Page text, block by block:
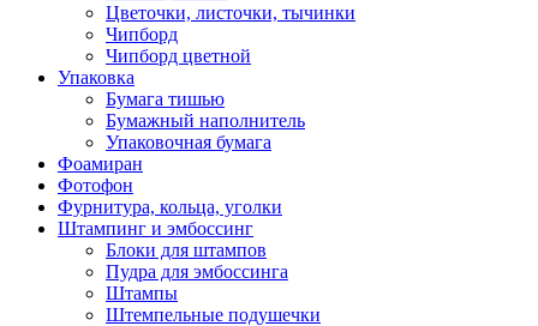
Цветочки, листочки, тычинки
Чипборд
Чипборд цветной
Упаковка
Бумага тишью
Бумажный наполнитель
Упаковочная бумага
Фоамиран
Фотофон
Фурнитура, кольца, уголки
Штампинг и эмбоссинг
Блоки для штампов
Пудра для эмбоссинга
Штампы
Штемпельные подушечки